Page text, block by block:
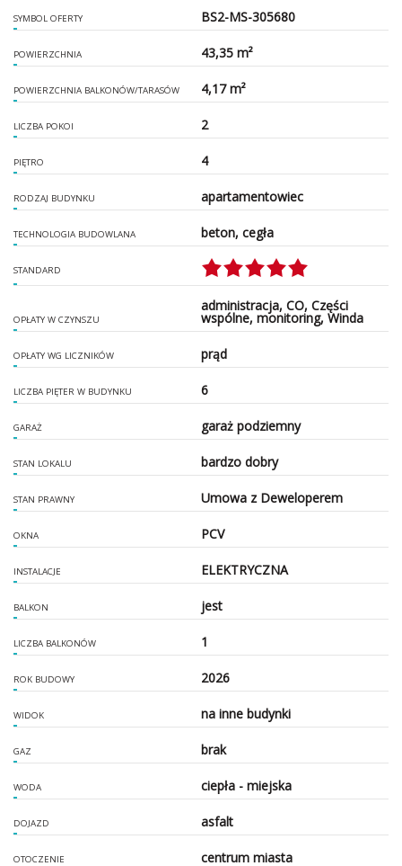
SYMBOL OFERTY BS2-MS-305680
POWIERZCHNIA 43,35 m²
POWIERZCHNIA BALKONÓW/TARASÓW 4,17 m²
LICZBA POKOI 2
PIĘTRO 4
RODZAJ BUDYNKU apartamentowiec
TECHNOLOGIA BUDOWLANA beton, cegła
STANDARD
OPŁATY W CZYNSZU
administracja, CO, Części
wspólne, monitoring, Winda
OPŁATY WG LICZNIKÓW prąd
LICZBA PIĘTER W BUDYNKU 6
GARAŻ garaż podziemny
STAN LOKALU bardzo dobry
STAN PRAWNY Umowa z Deweloperem
OKNA PCV
INSTALACJE ELEKTRYCZNA
BALKON jest
LICZBA BALKONÓW 1
ROK BUDOWY 2026
WIDOK na inne budynki
GAZ brak
WODA ciepła - miejska
DOJAZD asfalt
OTOCZENIE centrum miasta